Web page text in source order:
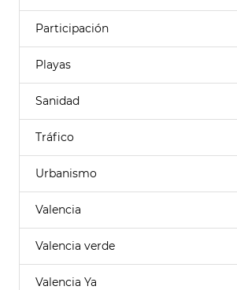
Participación
Playas
Sanidad
Tráfico
Urbanismo
Valencia
Valencia verde
Valencia Ya